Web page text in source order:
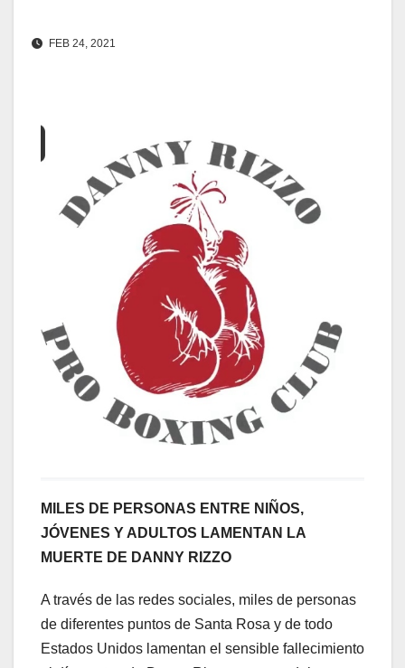
FEB 24, 2021
MILES DE PERSONAS ENTRE NIÑOS,
JÓVENES Y ADULTOS LAMENTAN LA
MUERTE DE DANNY RIZZO
A través de las redes sociales, miles de personas
de diferentes puntos de Santa Rosa y de todo
Estados Unidos lamentan el sensible fallecimiento